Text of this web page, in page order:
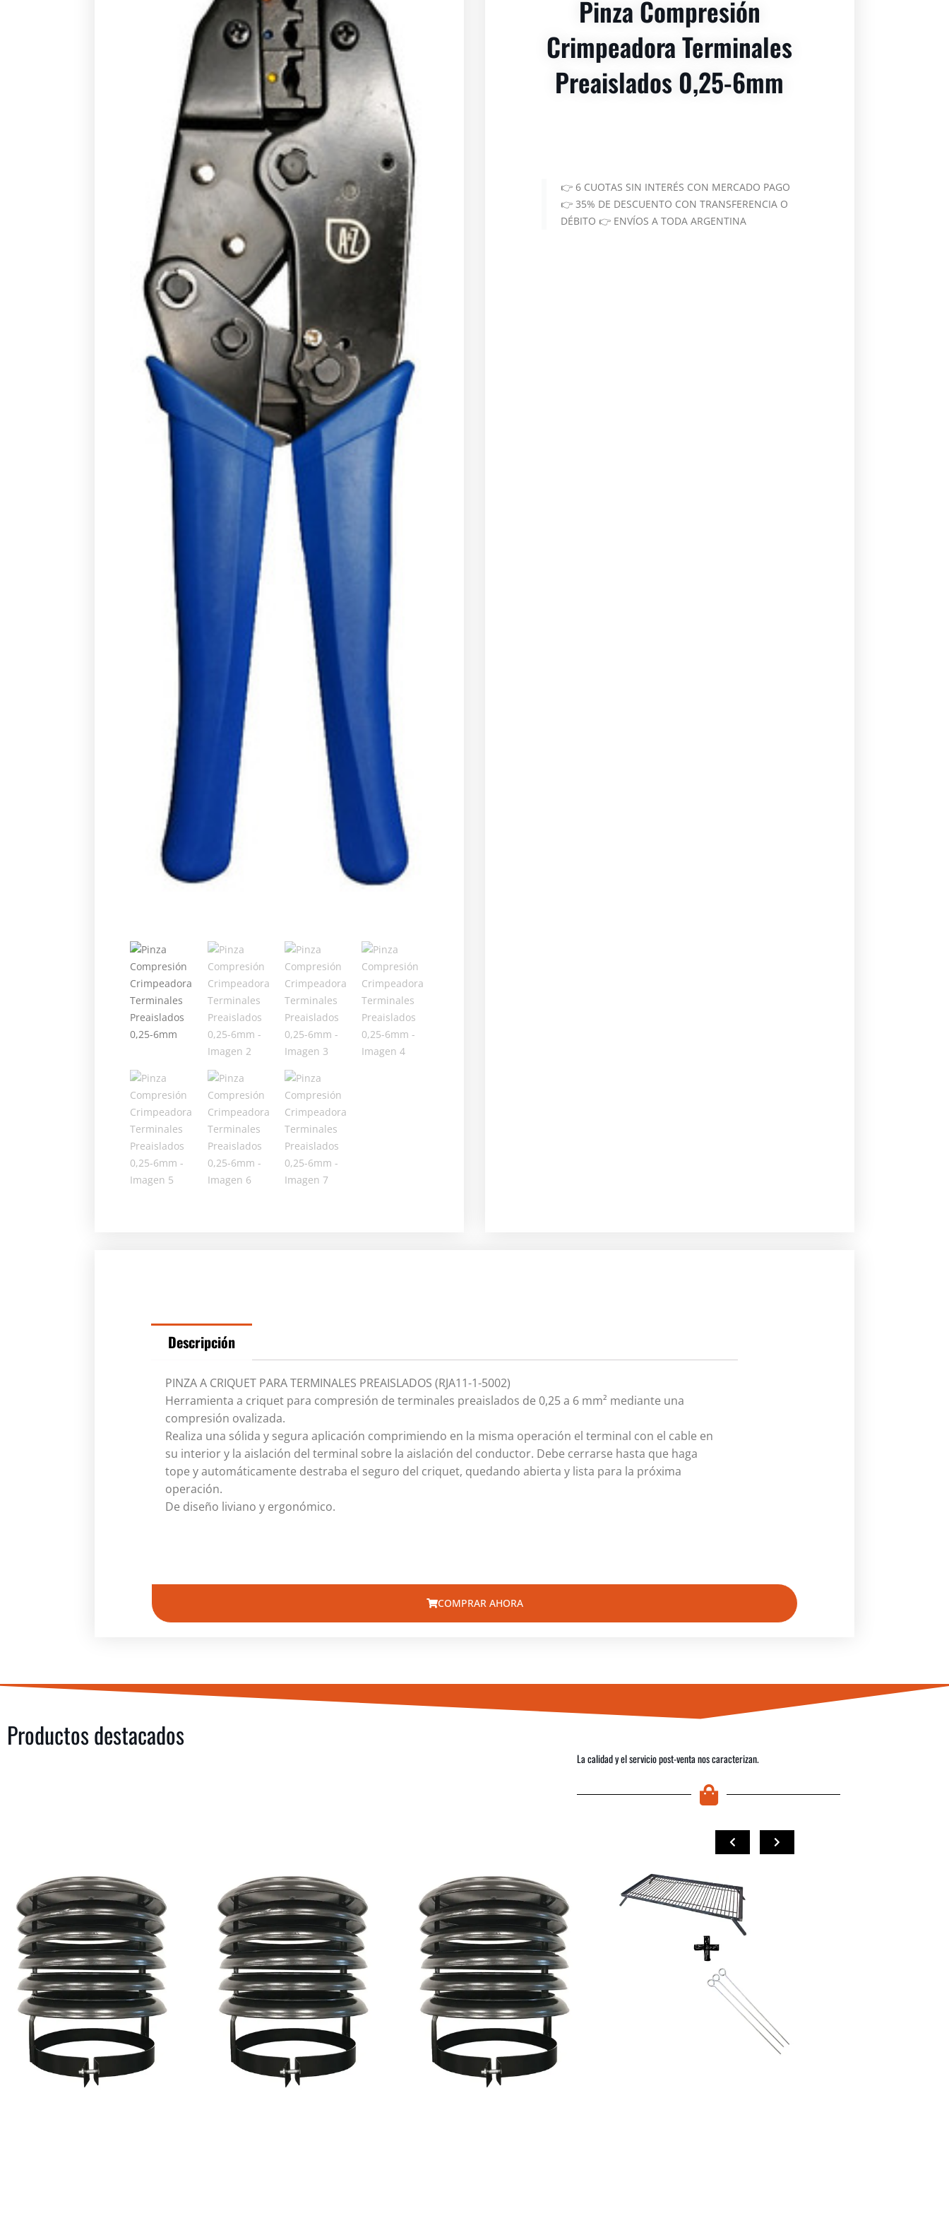
Pinza Compresión
Crimpeadora Terminales
Preaislados 0,25-6mm
👉 6 CUOTAS SIN INTERÉS CON MERCADO PAGO
👉 35% DE DESCUENTO CON TRANSFERENCIA O
DÉBITO 👉 ENVÍOS A TODA ARGENTINA
Descripción
PINZA A CRIQUET PARA TERMINALES PREAISLADOS (RJA11-1-5002)
Herramienta a criquet para compresión de terminales preaislados de 0,25 a 6 mm² mediante una
compresión ovalizada.
Realiza una sólida y segura aplicación comprimiendo en la misma operación el terminal con el cable en
su interior y la aislación del terminal sobre la aislación del conductor. Debe cerrarse hasta que haga
tope y automáticamente destraba el seguro del criquet, quedando abierta y lista para la próxima
operación.
De diseño liviano y ergonómico.
COMPRAR AHORA
Productos destacados
La calidad y el servicio post-venta nos caracterizan.
COMPRAR COMPRAR COMPRAR